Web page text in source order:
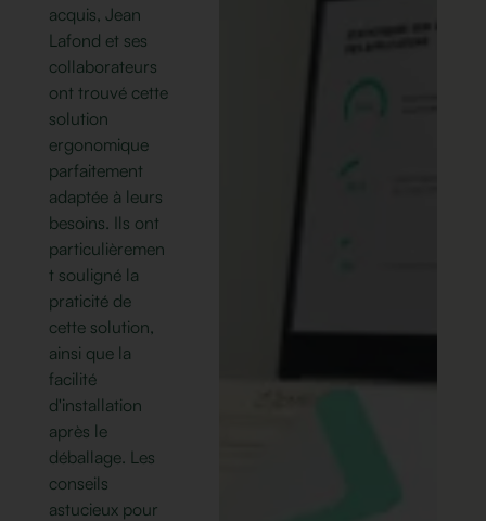
acquis, Jean
Lafond et ses
collaborateurs
ont trouvé cette
solution
ergonomique
parfaitement
adaptée à leurs
besoins. Ils ont
particulièremen
t souligné la
praticité de
cette solution,
ainsi que la
facilité
d'installation
après le
déballage. Les
conseils
astucieux pour